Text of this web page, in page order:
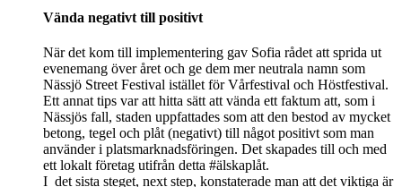
Vända negativt till positivt
När det kom till implementering gav Sofia rådet att sprida ut
evenemang över året och ge dem mer neutrala namn som
Nässjö Street Festival istället för Vårfestival och Höstfestival.
Ett annat tips var att hitta sätt att vända ett faktum att, som i
Nässjös fall, staden uppfattades som att den bestod av mycket
betong, tegel och plåt (negativt) till något positivt som man
använder i platsmarknadsföringen. Det skapades till och med
ett lokalt företag utifrån detta #älskaplåt.
I det sista steget, next step, konstaterade man att det viktiga är